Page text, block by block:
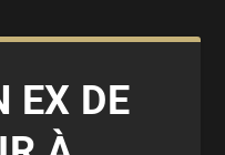
EX DE